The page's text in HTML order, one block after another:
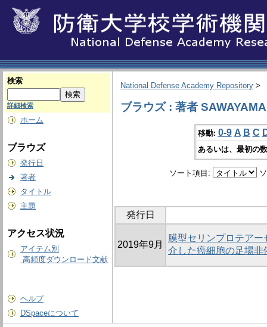
検索
詳細検索
ホーム
ブラウズ
発行日
著者
タイトル
主題
アクセス状況
アイテム別
高頻度ダウンロード文献
ヘルプ
DSpaceについて
National Defense Academy Repository >
ブラウズ : 著者
移動: 0-9 A B C
あるいは、最初の
ソート項目:
発行日
2019年9月
膜型セリンプロテア
介した癌細胞の足場非